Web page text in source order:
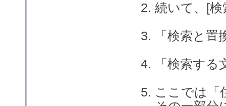
続いて、[
「検索と
「検索す
ここでは「